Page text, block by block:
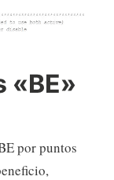
«BE»
por puntos